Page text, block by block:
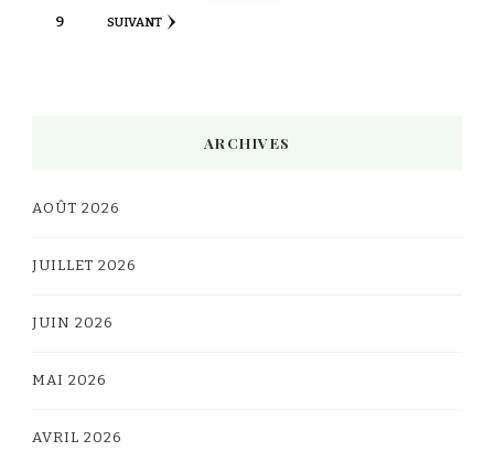
publications
PAGE
9 SUIVANT
ARCHIVES
AOÛT 2026
JUILLET 2026
JUIN 2026
MAI 2026
AVRIL 2026